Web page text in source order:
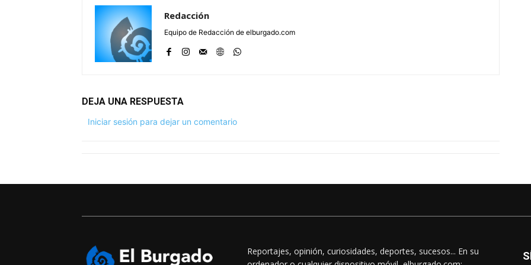
Redacción
Equipo de Redacción de elburgado.com
DEJA UNA RESPUESTA
Iniciar sesión para dejar un comentario
Reportajes, opinión, curiosidades, deportes, sucesos... En su